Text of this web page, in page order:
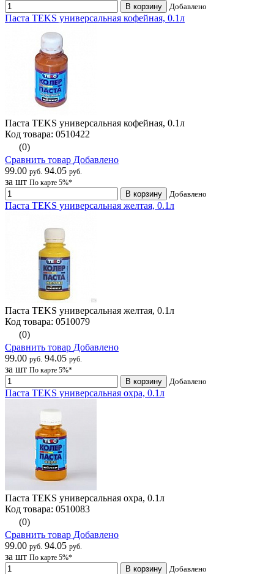
В корзину Добавлено
Паста TEKS универсальная кофейная, 0.1л
Паста TEKS универсальная кофейная, 0.1л
Код товара: 0510422
(0)
Сравнить товар Добавлено
99.00 руб. 94.05 руб.
за шт По карте 5%*
В корзину Добавлено
Паста TEKS универсальная желтая, 0.1л
Паста TEKS универсальная желтая, 0.1л
Код товара: 0510079
(0)
Сравнить товар Добавлено
99.00 руб. 94.05 руб.
за шт По карте 5%*
В корзину Добавлено
Паста TEKS универсальная охра, 0.1л
Паста TEKS универсальная охра, 0.1л
Код товара: 0510083
(0)
Сравнить товар Добавлено
99.00 руб. 94.05 руб.
за шт По карте 5%*
В корзину Добавлено